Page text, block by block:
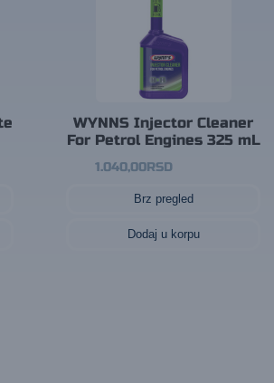
WYNNS Injector Cleaner
For Petrol Engines 325 mL
1.040,00RSD
Brz pregled
Dodaj u korpu